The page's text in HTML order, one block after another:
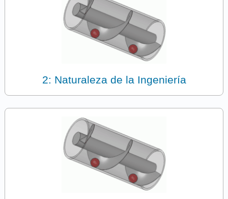
2: Naturaleza de la Ingeniería